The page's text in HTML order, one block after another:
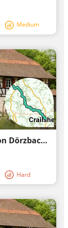
Medium
Etappe 5 - Kocher-Jagst-Radweg: Von Dörzbach bis Crailsheim – Durchs Hohenloher Jagsttal
Hard